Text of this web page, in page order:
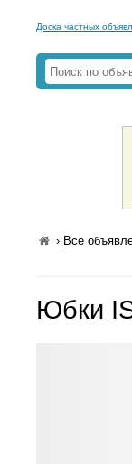
Доска частных
› Все
Юбки